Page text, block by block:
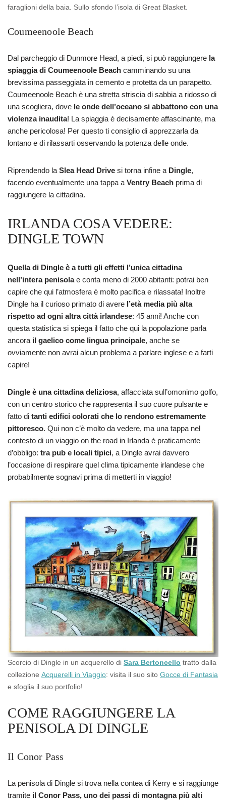
faraglioni della baia. Sullo sfondo l’isola di Great Blasket.
Coumeenoole Beach
Dal parcheggio di Dunmore Head, a piedi, si può raggiungere la
spiaggia di Coumeenoole Beach camminando su una
brevissima passeggiata in cemento e protetta da un parapetto.
Coumeenoole Beach è una stretta striscia di sabbia a ridosso di
una scogliera, dove le onde dell’oceano si abbattono con una
violenza inaudita! La spiaggia è decisamente affascinante, ma
anche pericolosa! Per questo ti consiglio di apprezzarla da
lontano e di rilassarti osservando la potenza delle onde.
Riprendendo la Slea Head Drive si torna infine a Dingle,
facendo eventualmente una tappa a Ventry Beach prima di
raggiungere la cittadina.
IRLANDA COSA VEDERE:
DINGLE TOWN
Quella di Dingle è a tutti gli effetti l’unica cittadina
nell’intera penisolae conta meno di 2000 abitanti: potrai ben
capire che qui l’atmosfera è molto pacifica e rilassata! Inoltre
Dingle ha il curioso primato di avere l’età media più alta
rispetto ad ogni altra città irlandese: 45 anni! Anche con
questa statistica si spiega il fatto che qui la popolazione parla
ancora il gaelico come lingua principale, anche se
ovviamente non avrai alcun problema a parlare inglese e a farti
capire!
Dingle è una cittadina deliziosa, affacciata sull’omonimo golfo,
con un centro storico che rappresenta il suo cuore pulsante e
fatto di tanti edifici colorati che lo rendono estremamente
pittoresco. Qui non c’è molto da vedere, ma una tappa nel
contesto di un viaggio on the road in Irlanda è praticamente
d’obbligo: tra pub e locali tipici, a Dingle avrai davvero
l’occasione di respirare quel clima tipicamente irlandese che
probabilmente sognavi prima di metterti in viaggio!
Scorcio di Dingle in un acquerello di Sara Bertoncello tratto dalla
collezione Acquerelli in Viaggio: visita il suo sito Gocce di Fantasia
e sfoglia il suo portfolio!
COME RAGGIUNGERE LA
PENISOLA DI DINGLE
Il Conor Pass
La penisola di Dingle si trova nella contea di Kerry e si raggiunge
tramite il Conor Pass, uno dei passi di montagna più alti